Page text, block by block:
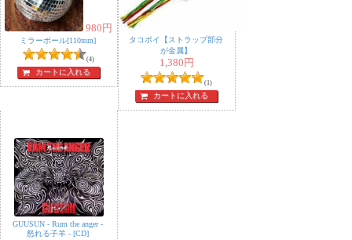
ミラーボール[110mm]
980 円
(4)
カートに入れる
タコポイ【ストラップ部分
が金属】
1,380 円
(1)
カートに入れる
GUUSUN - Rum the anger -
怒れる子羊 - [CD]